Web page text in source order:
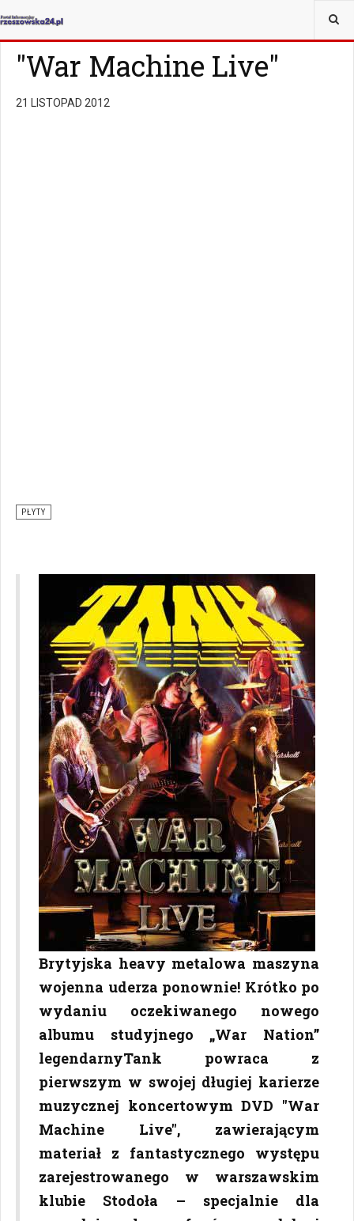
JESTEŚ TUTAJ:
"War Machine Live"
21 LISTOPAD 2012
PŁYTY
Brytyjska heavy metalowa maszyna
wojenna uderza ponownie! Krótko po
wydaniu oczekiwanego nowego
albumu studyjnego „War Nation”
legendarnyTank powraca z
pierwszym w swojej długiej karierze
muzycznej koncertowym DVD "War
Machine Live", zawierającym
materiał z fantastycznego występu
zarejestrowanego w warszawskim
klubie Stodoła – specjalnie dla